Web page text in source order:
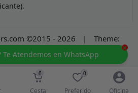
Cesta
0 0
Preferido Oficina
Te Atendemos en WhatsApp
×
©2015 - 2026 |
Theme:
by full100ack